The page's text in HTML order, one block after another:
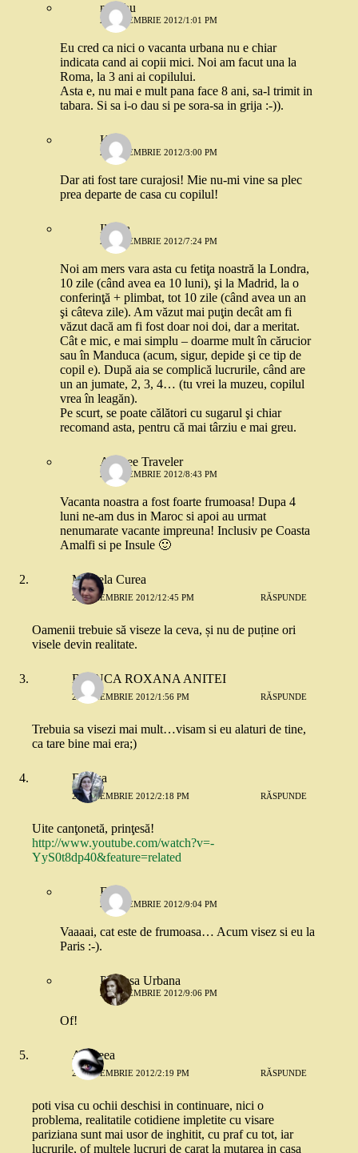
nuschu
21 NOIEMBRIE 2012/1:01 PM
Eu cred ca nici o vacanta urbana nu e chiar
indicata cand ai copii mici. Noi am facut una la
Roma, la 3 ani ai copilului.
Asta e, nu mai e mult pana face 8 ani, sa-l trimit in
tabara. Si sa i-o dau si pe sora-sa in grija :-)).
Klara
21 NOIEMBRIE 2012/3:00 PM
Dar ati fost tare curajosi! Mie nu-mi vine sa plec
prea departe de casa cu copilul!
Ileana
21 NOIEMBRIE 2012/7:24 PM
Noi am mers vara asta cu fetiţa noastră la Londra,
10 zile (când avea ea 10 luni), şi la Madrid, la o
conferinţă + plimbat, tot 10 zile (când avea un an
şi câteva zile). Am văzut mai puţin decât am fi
văzut dacă am fi fost doar noi doi, dar a meritat.
Cât e mic, e mai simplu – doarme mult în cărucior
sau în Manduca (acum, sigur, depide şi ce tip de
copil e). După aia se complică lucrurile, când are
un an jumate, 2, 3, 4… (tu vrei la muzeu, copilul
vrea în leagăn).
Pe scurt, se poate călători cu sugarul şi chiar
recomand asta, pentru că mai târziu e mai greu.
Aliceee Traveler
25 NOIEMBRIE 2012/8:43 PM
Vacanta noastra a fost foarte frumoasa! Dupa 4
luni ne-am dus in Maroc si apoi au urmat
nenumarate vacante impreuna! Inclusiv pe Coasta
Amalfi si pe Insule 🙂
Mihaela Curea
21 NOIEMBRIE 2012/12:45 PM RĂSPUNDE
Oamenii trebuie să viseze la ceva, și nu de puține ori
visele devin realitate.
BIANCA ROXANA ANITEI
21 NOIEMBRIE 2012/1:56 PM RĂSPUNDE
Trebuia sa visezi mai mult…visam si eu alaturi de tine,
ca tare bine mai era;)
Denisa
21 NOIEMBRIE 2012/2:18 PM RĂSPUNDE
Uite canţonetă, prinţesă!
http://www.youtube.com/watch?v=-
YyS0t8dp40&feature=related
Eva
21 NOIEMBRIE 2012/9:04 PM
Vaaaai, cat este de frumoasa… Acum visez si eu la
Paris :-).
Printesa Urbana
21 NOIEMBRIE 2012/9:06 PM
Of!
Andreea
21 NOIEMBRIE 2012/2:19 PM RĂSPUNDE
poti visa cu ochii deschisi in continuare, nici o
problema, realitatile cotidiene impletite cu visare
pariziana sunt mai usor de inghitit, cu praf cu tot, iar
lucrurile, of multele lucruri de carat la mutarea in casa